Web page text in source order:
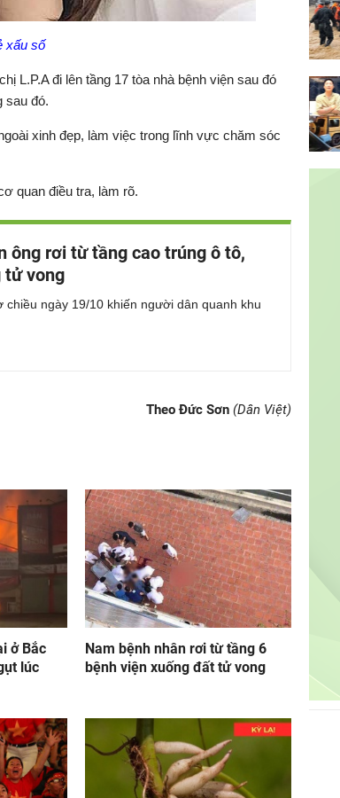
xấu số
L.P.A đi lên tầng 17 tòa nhà bệnh viện sau đó
sau đó.
xinh đẹp, làm việc trong lĩnh vực chăm sóc
quan điều tra, làm rõ.
ông rơi từ tầng cao trúng ô tô,
tử vong
chiều ngày 19/10 khiến người dân quanh khu
Theo Đức Sơn (Dân Việt)
ở Bắc
lúc
Nam bệnh nhân rơi từ tầng 6
bệnh viện xuống đất tử vong